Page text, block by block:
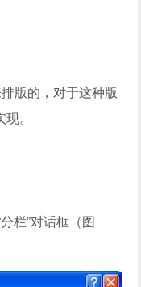
版的，对于这种版
。
”对话框（图